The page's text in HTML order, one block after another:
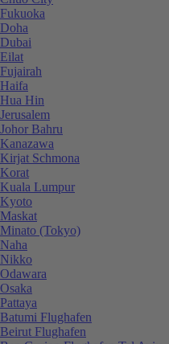
Fukuoka
Doha
Dubai
Eilat
Fujairah
Haifa
Hua Hin
Jerusalem
Johor Bahru
Kanazawa
Kirjat Schmona
Korat
Kuala Lumpur
Kyoto
Maskat
Minato (Tokyo)
Naha
Nikko
Odawara
Osaka
Pattaya
Batumi Flughafen
Beirut Flughafen